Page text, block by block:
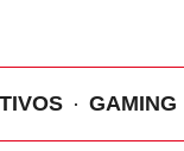
GAMING